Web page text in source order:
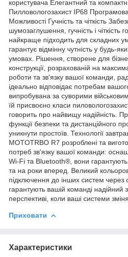
користувача Елегантний та
Пилловологозахист IP68
Можливості Гучність та чіткість
шумозаглушення, гучність і чіткість
найкраще підходить для складних
гарантує відмінну чутність у будь-
умовах. Рішення, створене для
конструкції, розрахованій на
роботи та зв'язку вашої команди,
ідеально відповідає потребам
випробувана за суворими
їй присвоєно класи
говорить про найвищу надійність.
функції безпеки та дистанційного
уникнути простоїв. Технології
MOTOTRBO R7 розроблені та
потреб зв'язку вашої команди:
Wi-Fi та Bluetooth®, вони гарантують
та на роки вперед. Великий
підключення до інших систем
гарантують вашій команді надійний
перспективі, коли ваші системи
Приховати
Характеристики